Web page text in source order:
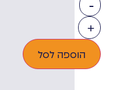
-
+
הוספה לסל